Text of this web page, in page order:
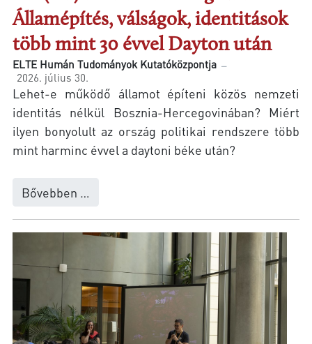
Államépítés, válságok, identitások
több mint 30 évvel Dayton után
ELTE Humán Tudományok Kutatóközpontja
2026. július 30.
Lehet-e működő államot építeni közös nemzeti
identitás nélkül Bosznia-Hercegovinában? Miért
ilyen bonyolult az ország politikai rendszere több
mint harminc évvel a daytoni béke után?
Bővebben …